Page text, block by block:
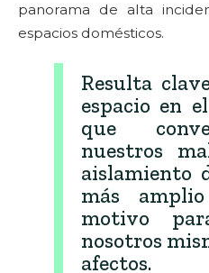
panorama de alta
espacios domésticos.
Resulta
espacio en
que
nuestros
aislamiento
más
motivo
nosotros
afectos.